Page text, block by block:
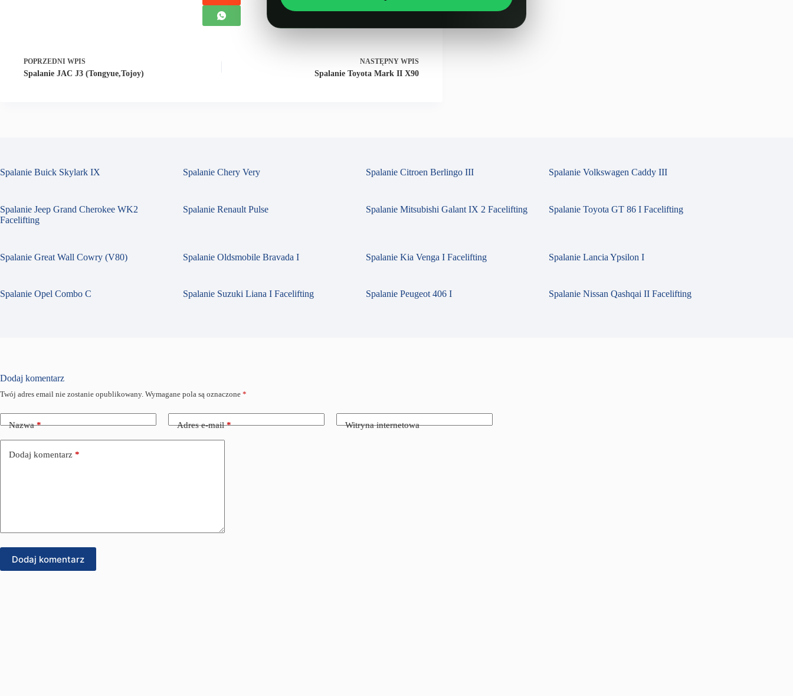
POPRZEDNI WPIS
Spalanie JAC J3 (Tongyue,Tojoy)
NASTĘPNY WPIS
Spalanie Toyota Mark II X90
Spalanie Buick Skylark IX Spalanie Chery Very Spalanie Citroen Berlingo III Spalanie Volkswagen Caddy III
Spalanie Jeep Grand Cherokee WK2
Facelifting
Spalanie Renault Pulse Spalanie Mitsubishi Galant IX 2 Facelifting Spalanie Toyota GT 86 I Facelifting
Spalanie Great Wall Cowry (V80) Spalanie Oldsmobile Bravada I Spalanie Kia Venga I Facelifting Spalanie Lancia Ypsilon I
Spalanie Opel Combo C Spalanie Suzuki Liana I Facelifting Spalanie Peugeot 406 I Spalanie Nissan Qashqai II Facelifting
Dodaj komentarz
Twój adres email nie zostanie opublikowany. Wymagane pola są oznaczone *
Nazwa* Adres e-mail* Witryna internetowa
Dodaj komentarz *
Dodaj komentarz